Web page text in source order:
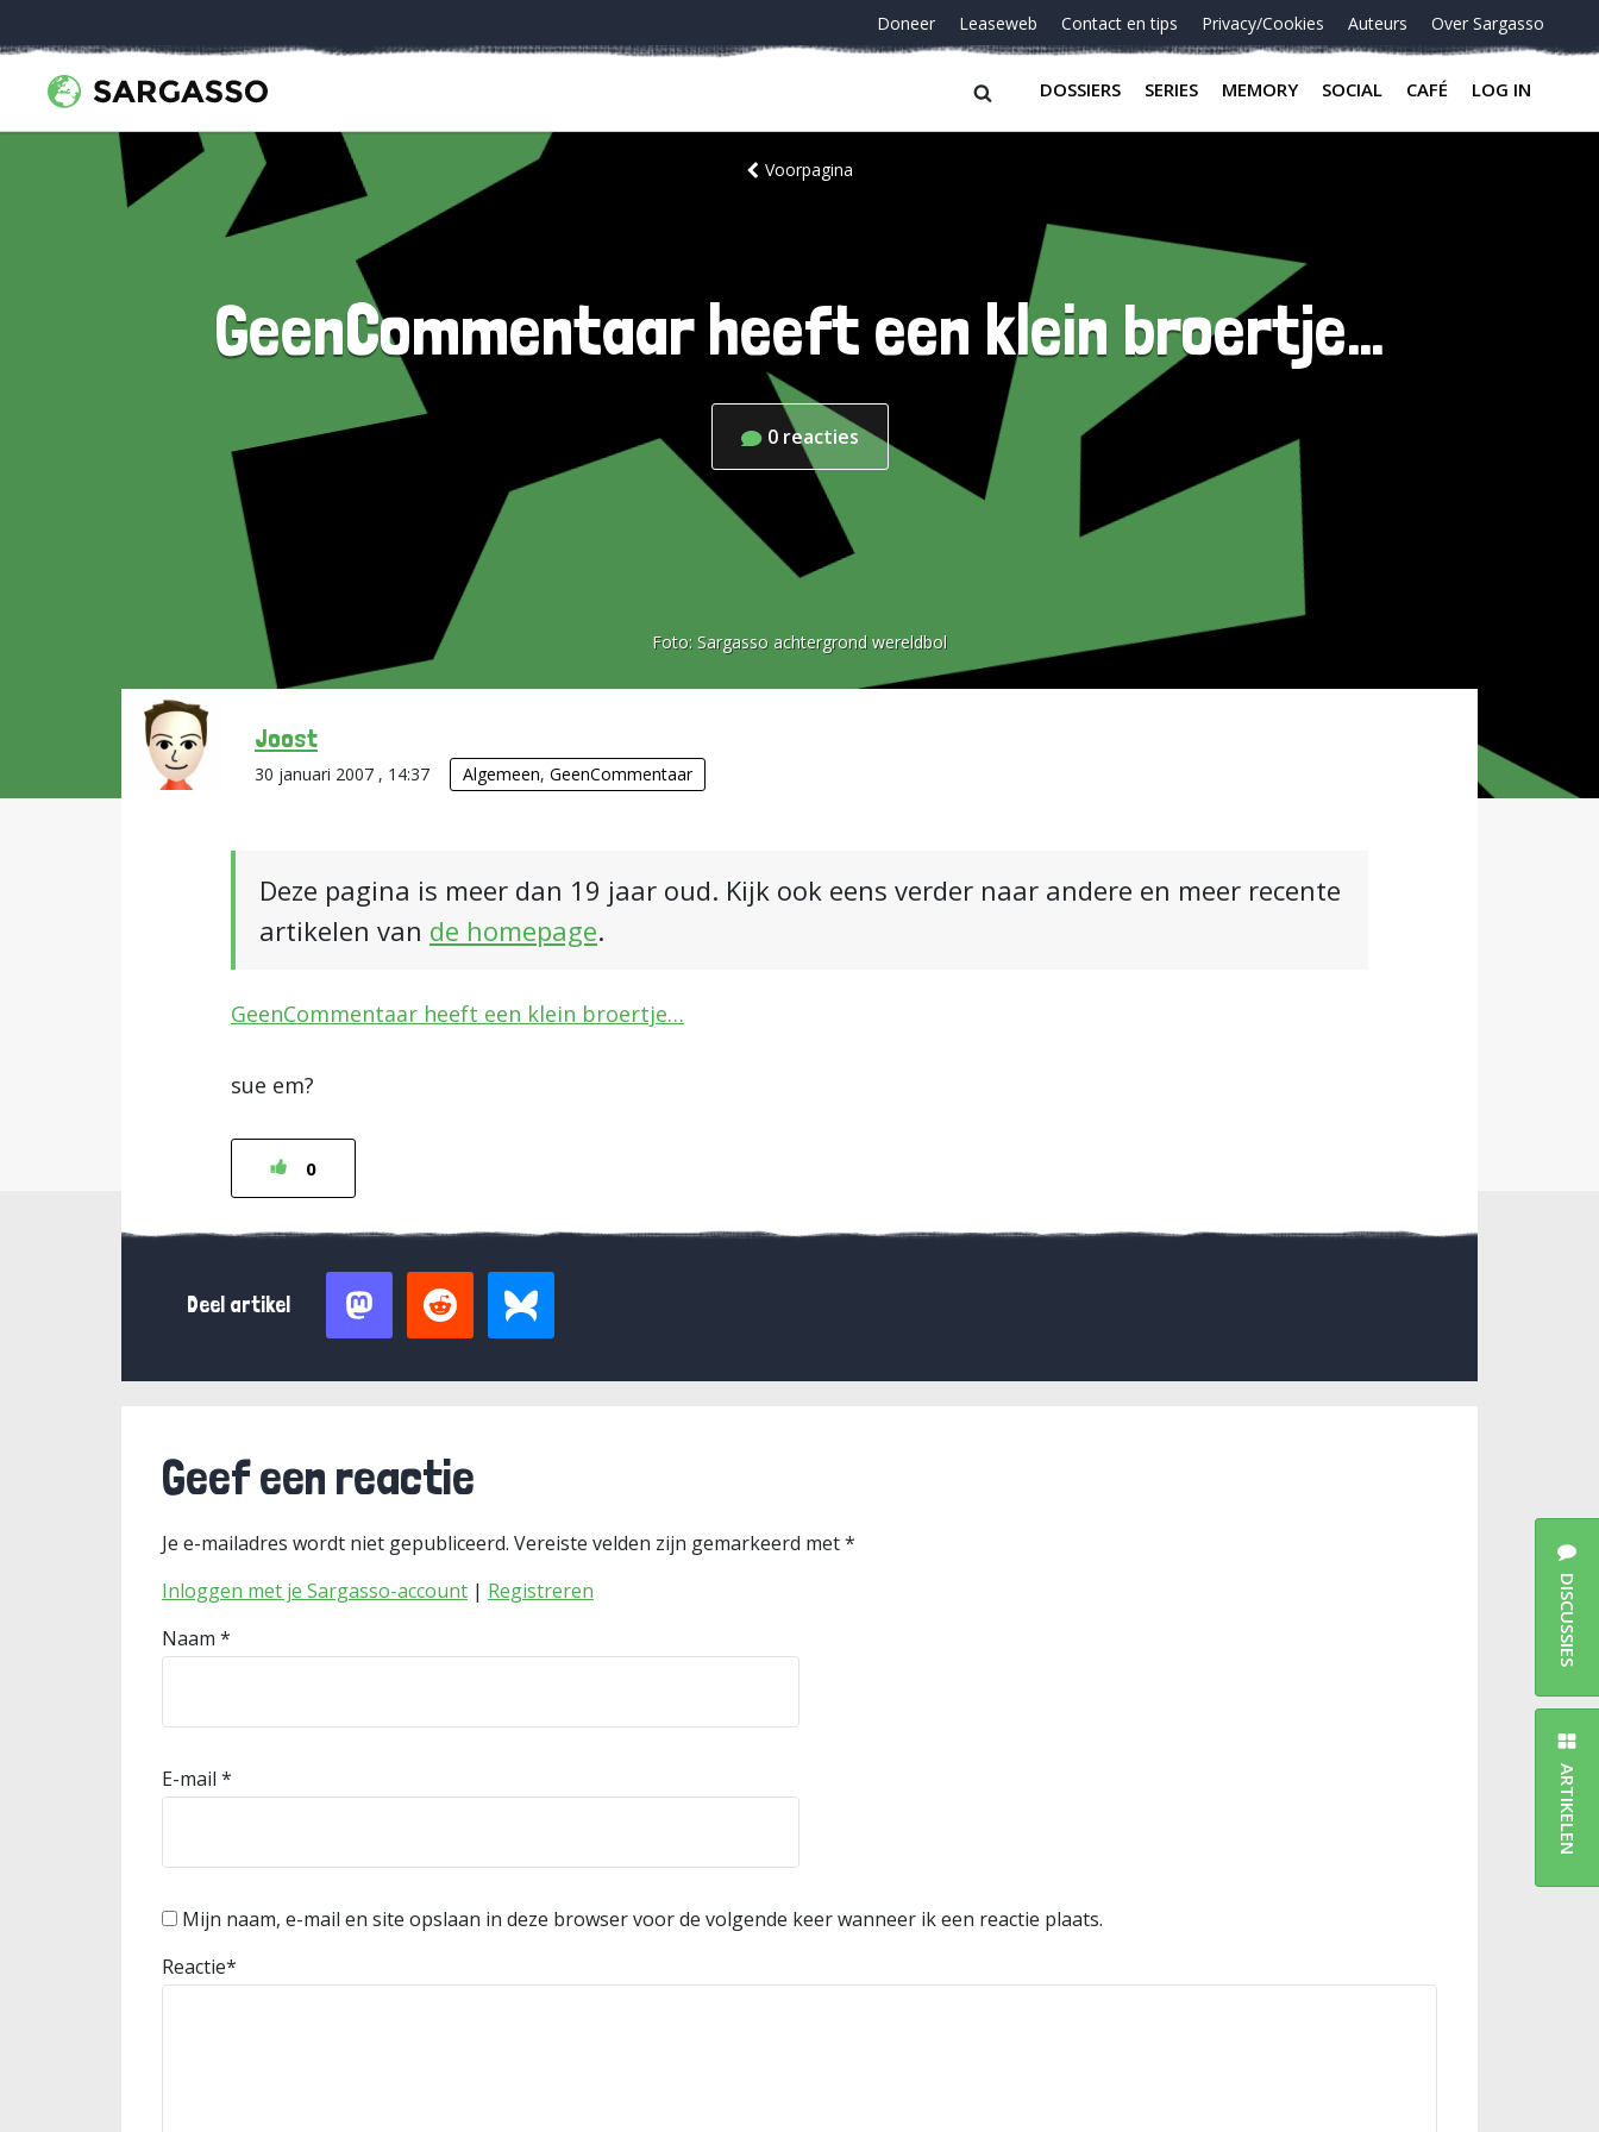
Doneer Leaseweb Contact en tips Privacy/Cookies Auteurs Over Sargasso
DOSSIERS SERIES MEMORY SOCIAL CAFÉ LOG IN
Voorpagina
GeenCommentaar heeft een klein broertje…
0 reacties
Foto: Sargasso achtergrond wereldbol
Joost
30 januari 2007 , 14:37 Algemeen, GeenCommentaar
Deze pagina is meer dan 19 jaar oud. Kijk ook eens verder naar andere en meer recente
artikelen van de homepage.
GeenCommentaar heeft een klein broertje…
sue em?
0
Deel artikel
Geef een reactie
Je e-mailadres wordt niet gepubliceerd. Vereiste velden zijn gemarkeerd met*
Inloggen met je Sargasso-account | Registreren
Naam *
E-mail *
Mijn naam, e-mail en site opslaan in deze browser voor de volgende keer wanneer ik een reactie plaats.
Reactie*
DISCUSSIES
ARTIKELEN